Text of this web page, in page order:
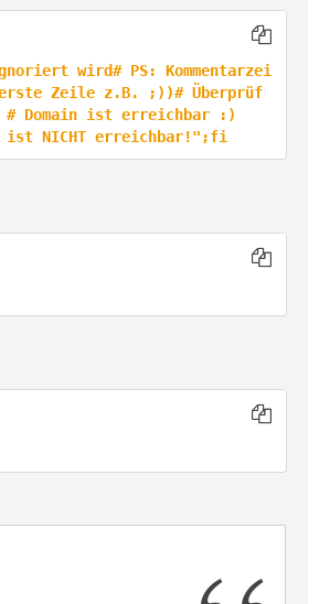
wird# PS: Kommentarzei
erste Zeile z.B. ;))# Überprüf
# Domain ist erreichbar :)
ist NICHT erreichbar!";fi